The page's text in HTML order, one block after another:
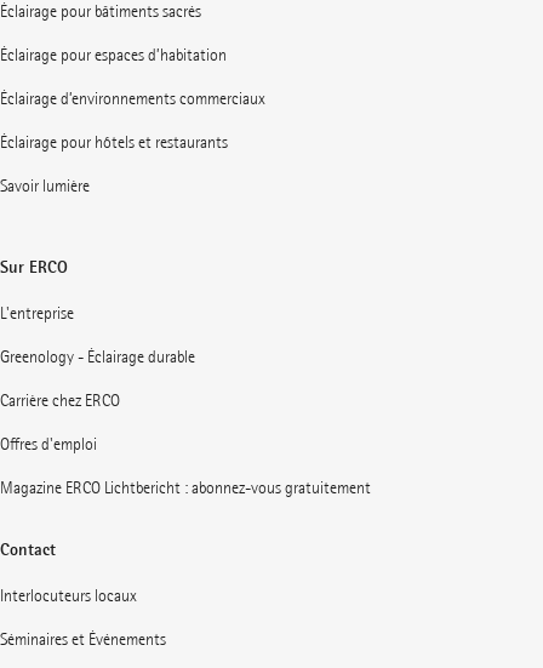
Éclairage pour bâtiments sacrés
Éclairage pour espaces d’habitation
Éclairage d’environnements commerciaux
Éclairage pour hôtels et restaurants
Savoir lumière
Sur ERCO
L'entreprise
Greenology - Éclairage durable
Carrière chez ERCO
Offres d'emploi
Magazine ERCO Lichtbericht : abonnez-vous gratuitement
Contact
Interlocuteurs locaux
Séminaires et Événements